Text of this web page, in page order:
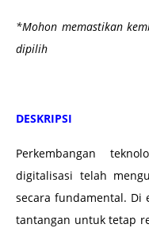
*Mohon memastikan
dipilih
DESKRIPSI
Perkembangan
digitalisasi telah
secara fundamental. Di
tantangan untuk tetap